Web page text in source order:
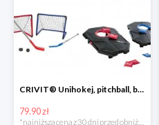
CRIVIT® Unihokej, pitchball, bean bag lub disc golf
79.90 zł